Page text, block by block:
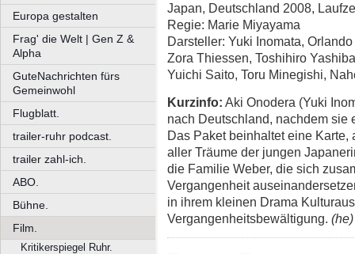
Europa gestalten
Frag' die Welt | Gen Z &
Alpha
GuteNachrichten fürs
Gemeinwohl
Flugblatt.
trailer-ruhr podcast.
trailer zahl-ich.
ABO.
Bühne.
Film.
Kritikerspiegel Ruhr.
Japan, Deutschland 2008,
Regie: Marie Miyayama
Darsteller: Yuki Inomata,
Zora Thiessen, Toshihiro
Yuichi Saito, Toru Minegishi,
Kurzinfo: Aki Onodera (Yuki
nach Deutschland, nachdem sie
Das Paket beinhaltet eine
aller Träume der jungen
die Familie Weber, die sich
Vergangenheit
in ihrem kleinen Drama
Vergangenheitsbewältigung. (he)